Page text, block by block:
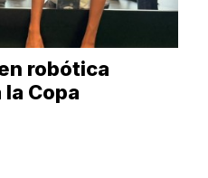
robótica
Copa